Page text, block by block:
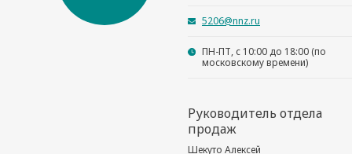
5206@nnz.ru
ПН-ПТ, с 10:00 до 18:00 (по
московскому времени)
Руководитель отдела
продаж
Шекуто Алексей